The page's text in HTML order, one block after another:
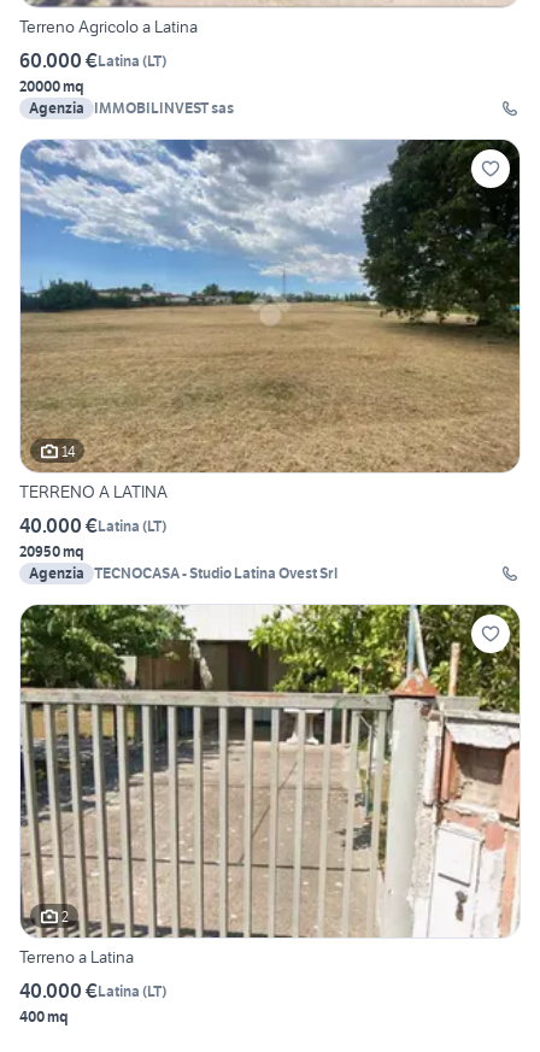
Terreno Agricolo a Latina
60.000 €Latina (LT)
20000 mq
Agenzia
IMMOBILINVEST sas
14
TERRENO A LATINA
40.000 €Latina (LT)
20950 mq
Agenzia TECNOCASA - Studio Latina Ovest Srl
2
Terreno a Latina
40.000 €Latina (LT)
400 mq